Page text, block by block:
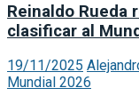
Reinaldo Rueda
clasificar al
19/11/2025
Mundial 2026